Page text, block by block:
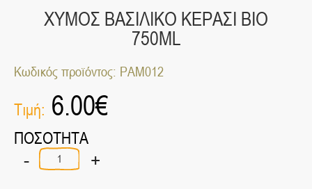
ΧΥΜΟΣ ΒΑΣΙΛΙΚΟ ΚΕΡΑΣΙ ΒΙΟ
750ML
Κωδικός προϊόντος: ΡΑΜ012
Τιμή: 6.00€
ΠΟΣΟΤΗΤΑ
-
ΧΥΜΟΣ
ΒΑΣΙΛΙΚΟ
+